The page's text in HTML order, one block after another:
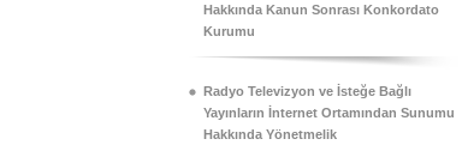
Hakkında Kanun Sonrası Konkordato
Kurumu
Radyo Televizyon ve İsteğe Bağlı
Yayınların İnternet Ortamından Sunumu
Hakkında Yönetmelik